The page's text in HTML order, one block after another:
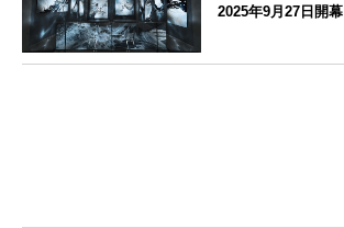
2025年9月27日開幕